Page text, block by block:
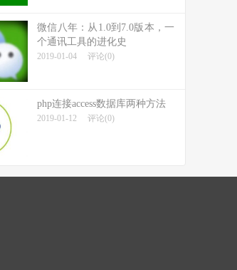
微信八年：从1.0到7.0版本，一
个通讯工具的进化史
2019-01-04 评论(0)
php连接access数据库两种方法
2019-01-12 评论(0)